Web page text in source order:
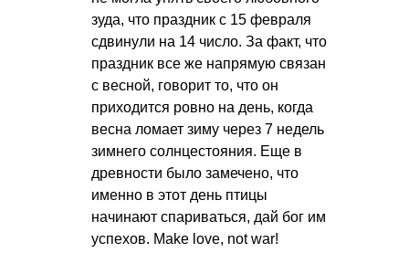
зуда, что праздник с 15 февраля
сдвинули на 14 число. За факт, что
праздник все же напрямую связан
с весной, говорит то, что он
приходится ровно на день, когда
весна ломает зиму через 7 недель
зимнего солнцестояния. Еще в
древности было замечено, что
именно в этот день птицы
начинают спариваться, дай бог им
успехов. Make love, not war!